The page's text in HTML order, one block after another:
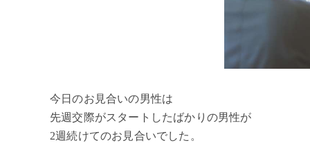
今日のお見合いの男性は
先週交際がスタートしたばかりの男性が
2週続けてのお見合いでした。